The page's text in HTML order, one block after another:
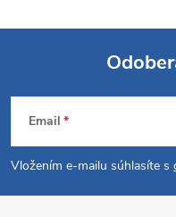
Z
á
p
Email
Vložením e-mailu súhlasíte s